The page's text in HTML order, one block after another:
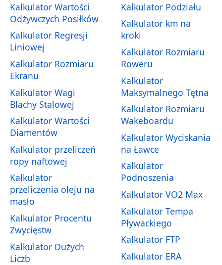
Kalkulator Wartości
Odżywczych Posiłków
Kalkulator Regresji
Liniowej
Kalkulator Rozmiaru
Ekranu
Kalkulator Wagi
Blachy Stalowej
Kalkulator Wartości
Diamentów
Kalkulator przeliczeń
ropy naftowej
Kalkulator
przeliczenia oleju na
masło
Kalkulator Procentu
Zwycięstw
Kalkulator Dużych
Liczb
Kalkulator Podziału
Kalkulator km na
kroki
Kalkulator Rozmiaru
Roweru
Kalkulator
Maksymalnego Tętna
Kalkulator Rozmiaru
Wakeboardu
Kalkulator Wyciskania
na Ławce
Kalkulator
Podnoszenia
Kalkulator VO2 Max
Kalkulator Tempa
Pływackiego
Kalkulator FTP
Kalkulator ERA